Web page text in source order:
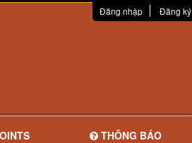
Đăng nhập Đăng ký
THÔNG BÁO